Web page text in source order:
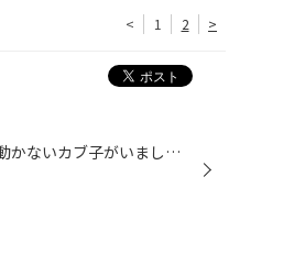
< 1 2 >
朝礼を終えて開店準備をしていたら 駐車場にひっくり返って動かないカブ子がいました。 試しに指を近づけてみると 凄い勢いで指をつかまれ、離しませんでした。 痛かったです。わら この辺は車がよく通り、危険ですし 可哀そうだったのでピットでしばらく休ませました。 木の板をあげると落ち着いた...